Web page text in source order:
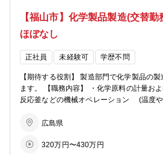
【福山市】化学製品製造(交替
ほぼなし
正社員 未経験可 学歴不問
【期待する役割】 製造部門で化学製品の
ます。 【職務内容】 ・化学原料の計量および投入作業 ・製造装置や
反応釜などの機械オペレーション (温度
造記録の記入や清掃作業など、その他付随業務 ※基本的には日
務が発生します (1勤)7:00～15:10 (2勤
広島県
320万円〜430万円